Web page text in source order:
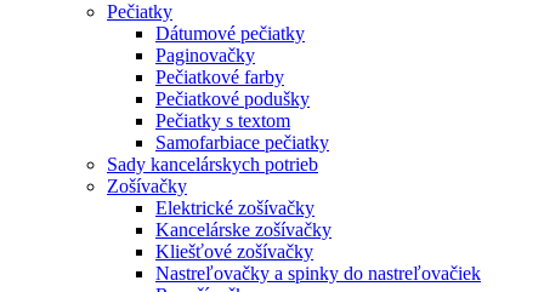
Pečiatky
Dátumové pečiatky
Paginovačky
Pečiatkové farby
Pečiatkové podušky
Pečiatky s textom
Samofarbiace pečiatky
Sady kancelárskych potrieb
Zošívačky
Elektrické zošívačky
Kancelárske zošívačky
Kliešťové zošívačky
Nastreľovačky a spinky do nastreľovačiek